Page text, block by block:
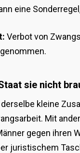
eine
Verbot von
sie nicht
kleine
Mit
gegen ihren
juristischem